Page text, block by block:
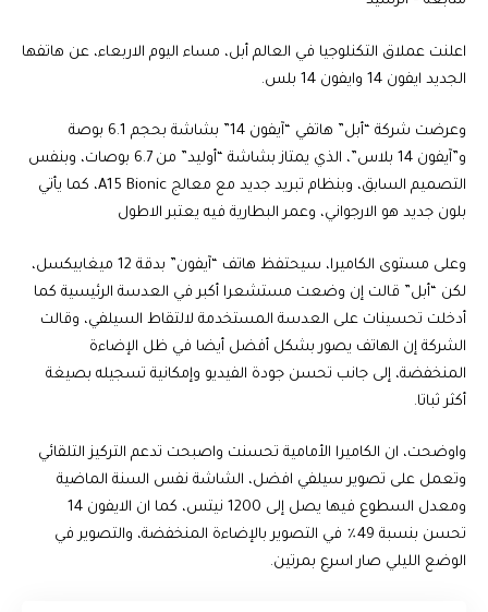
اعلنت عملاق التكنلوجيا في العالم أبل، مساء اليوم الاربعاء، عن هاتفها
الجديد ايفون 14 وايفون 14 بلس.
وعرضت شركة “أبل” هاتفي “آيفون 14” بشاشة بحجم 6.1 بوصة
و”آيفون 14 بلاس”، الذي يمتاز بشاشة “أوليد” من 6.7 بوصات، وبنفس
التصميم السابق، وبنظام تبريد جديد مع معالج A15 Bionic، كما يأتي
بلون جديد هو الارجواني، وعمر البطارية فيه يعتبر الاطول
وعلى مستوى الكاميرا، سيحتفظ هاتف “آيفون” بدقة 12 ميغابيكسل،
لكن “أبل” قالت إن وضعت مستشعرا أكبر في العدسة الرئيسية كما
أدخلت تحسينات على العدسة المستخدمة لالتقاط السيلفي، وقالت
الشركة إن الهاتف يصور بشكل أفضل أيضا في ظل الإضاءة
المنخفضة، إلى جانب تحسن جودة الفيديو وإمكانية تسجيله بصيغة
أكثر ثباتا.
واوضحت، ان الكاميرا الأمامية تحسنت واصبحت تدعم التركيز التلقائي
وتعمل على تصوير سيلفي افضل، الشاشة نفس السنة الماضية
ومعدل السطوع فيها يصل إلى 1200 نيتس، كما ان الايفون 14
تحسن بنسبة 49٪ في التصوير بالإضاءة المنخفضة، والتصوير في
الوضع الليلي صار اسرع بمرتين.